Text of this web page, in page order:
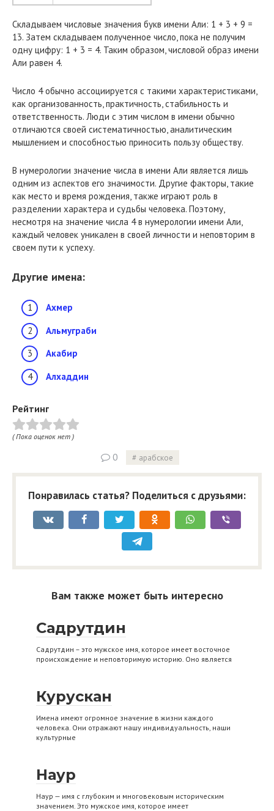
Складываем числовые значения букв имени Али: 1 + 3 + 9 =
13. Затем складываем полученное число, пока не получим
одну цифру: 1 + 3 = 4. Таким образом, числовой образ имени
Али равен 4.
Число 4 обычно ассоциируется с такими характеристиками,
как организованность, практичность, стабильность и
ответственность. Люди с этим числом в имени обычно
отличаются своей систематичностью, аналитическим
мышлением и способностью приносить пользу обществу.
В нумерологии значение числа в имени Али является лишь
одним из аспектов его значимости. Другие факторы, такие
как место и время рождения, также играют роль в
разделении характера и судьбы человека. Поэтому,
несмотря на значение числа 4 в нумерологии имени Али,
каждый человек уникален в своей личности и неповторим в
своем пути к успеху.
Другие имена:
Ахмер
Альмуграби
Акабир
Алхаддин
Рейтинг
( Пока оценок нет )
0 арабское
Понравилась статья? Поделиться с друзьями:
Вам также может быть интересно
Садрутдин
Садрутдин – это мужское имя, которое имеет восточное
происхождение и неповторимую историю. Оно является
Курускан
Имена имеют огромное значение в жизни каждого
человека. Они отражают нашу индивидуальность, наши
культурные
Наур
Наур — имя с глубоким и многовековым историческим
значением. Это мужское имя, которое имеет